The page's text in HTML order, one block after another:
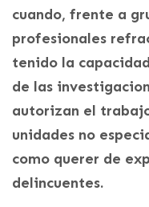
cuando, frente a
profesionales
tenido la
de las
autorizan el
unidades no
como querer de
delincuentes.